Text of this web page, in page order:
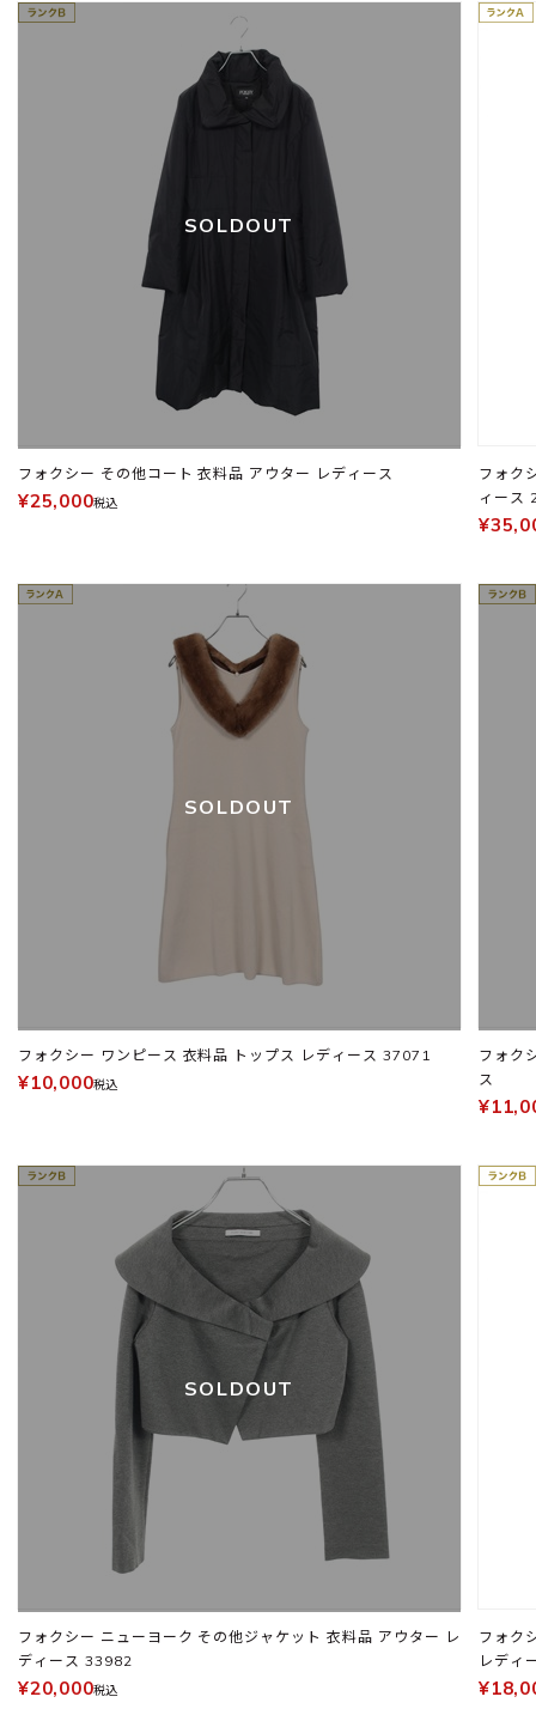
SOLDOUT
フォクシー その他コート 衣料品 アウター レディース
¥25,000税込
フォクシー ニュー
ィース
SOLDOUT
フォクシー ワンピース 衣料品 トップス レディース 37071
¥10,000税込
フォクシー ニュー
ス
SOLDOUT
フォクシー ニューヨーク その他ジャケット 衣料品 アウター レ
ディース 33982
¥20,000税込
フォク
レディ